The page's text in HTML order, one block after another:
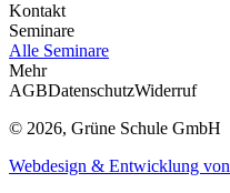
Kontakt
Seminare
Alle Seminare
Mehr
AGBDatenschutzWiderruf
© 2026, Grüne Schule GmbH
Webdesign & Entwicklung von